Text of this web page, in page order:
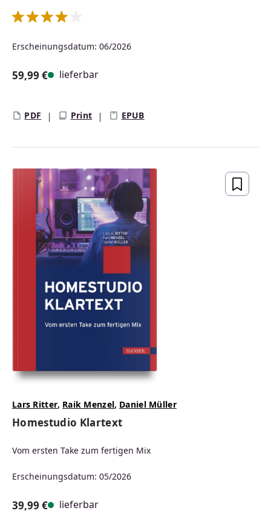
Erscheinungsdatum: 06/2026
59,99 € lieferbar
PDF Print EPUB
Lars Ritter, Raik Menzel, Daniel Müller
Homestudio Klartext
Vom ersten Take zum fertigen Mix
Erscheinungsdatum: 05/2026
39,99 € lieferbar